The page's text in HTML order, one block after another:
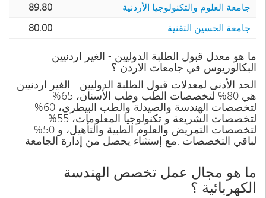
جامعة العلوم والتكنولوجيا الأردنية
89.80
جامعة الحسين التقنية
80.00
ما هو معدل قبول الطلبة الدوليين - الغير اردنيين
البكالوريوس في جامعات الاردن ؟
الحد الأدنى لمعدلات قبول الطلبة الدوليين - الغير اردنيين
هي 80% لتخصصات الطب وطب الأسنان، 65%
لتخصصات الهندسة والصيدلة والطب البيطري، 60%
لتخصصات الشريعة و تكنولوجيا المعلومات، 55%
لتخصصات التمريض والعلوم الطبية والتأهيل، و 50%
لباقي التخصصات .مع إستثناء يحصل من إدارة الجامعة
ما هو مجال عمل تخصص الهندسة
الكهربائية ؟